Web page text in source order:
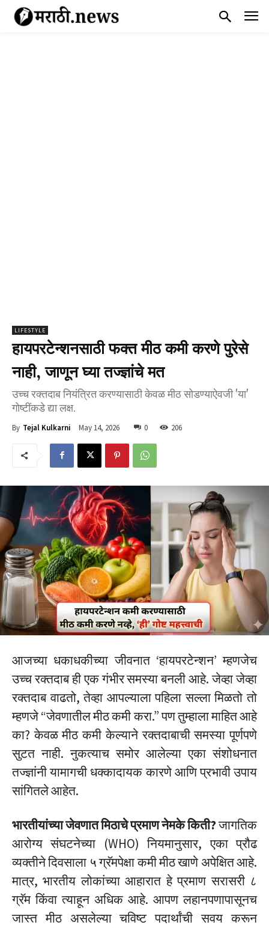
LIFESTYLE
हायपरटेन्शनसाठी फक्त मीठ कमी करणे पुरेसे
नाही, जाणून घ्या तज्ज्ञांचे मत
उच्च रक्तदाब नियंत्रित करण्यासाठी केवळ मीठ सोडण्याऐवजी 'या'
गोष्टींकडे द्या लक्ष.
By Tejal Kulkarni May 14, 2026 0 206
आजच्या धकाधकीच्या जीवनात ‘हायपरटेन्शन’ म्हणजेच
उच्च रक्तदाब ही एक गंभीर समस्या बनली आहे. जेव्हा जेव्हा
रक्तदाब वाढतो, तेव्हा आपल्याला पहिला सल्ला मिळतो तो
म्हणजे “जेवणातील मीठ कमी करा.” पण तुम्हाला माहित आहे
का? केवळ मीठ कमी केल्याने रक्तदाबाची समस्या पूर्णपणे
सुटत नाही. नुकत्याच समोर आलेल्या एका संशोधनात
तज्ज्ञांनी यामागची धक्कादायक कारणे आणि प्रभावी उपाय
सांगितले आहेत.
भारतीयांच्या जेवणात मिठाचे प्रमाण नेमके किती?जागतिक
आरोग्य संघटनेच्या (WHO) नियमानुसार, एका प्रौढ
व्यक्तीने दिवसाला ५ ग्रॅमपेक्षा कमी मीठ खाणे अपेक्षित आहे.
मात्र, भारतीय लोकांच्या आहारात हे प्रमाण सरासरी ८
ग्रॅम किंवा त्याहून अधिक आहे. आपण लहानपणापासूनच
जास्त मीठ असलेल्या चविष्ट पदार्थांची सवय करून